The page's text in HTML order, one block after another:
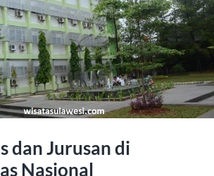
dan Jurusan di
Nasional